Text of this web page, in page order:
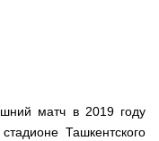
матч в 2019 году
Ташкентского